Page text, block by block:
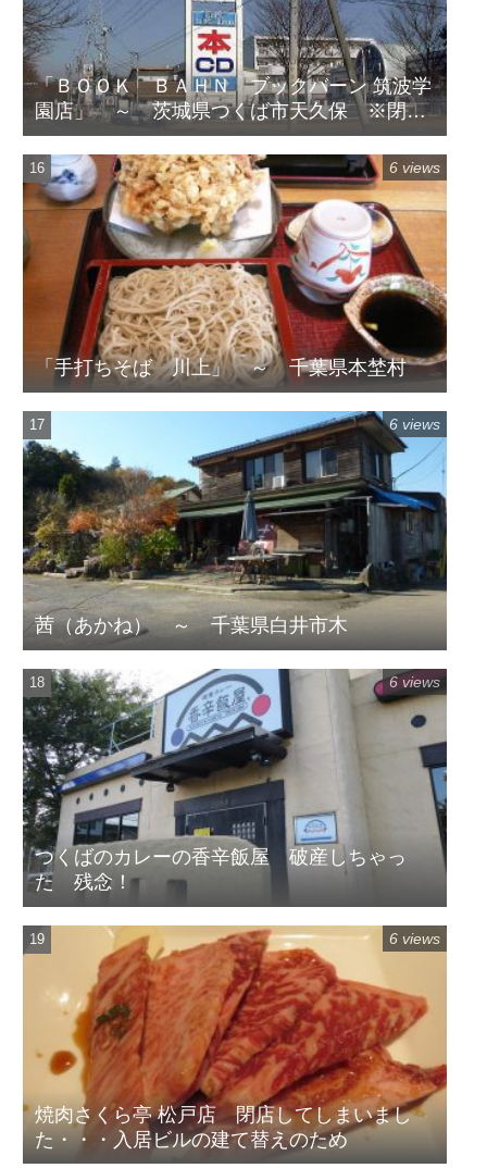
「ＢＯＯＫ ＢＡＨＮ ブックバーン 筑波学
園店」 ～ 茨城県つくば市天久保 ※閉店
してます
「手打ちそば 川上」 ～ 千葉県本埜村
6 views
茜（あかね） ～ 千葉県白井市木
6 views
つくばのカレーの香辛飯屋 破産しちゃっ
た 残念！
6 views
焼肉さくら亭 松戸店 閉店してしまいまし
た・・・入居ビルの建て替えのため
6 views